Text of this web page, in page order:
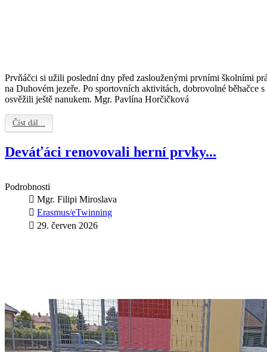
Prvňáčci si užili poslední dny před zaslouženými prvními školními
na Duhovém jezeře. Po sportovních aktivitách, dobrovolné běhačce
osvěžili ještě nanukem. Mgr. Pavlína Horčičková
Číst dál...
Deváťáci renovovali herní prvky...
Podrobnosti
Mgr. Filipi Miroslava
Erasmus/eTwinning
29. červen 2026